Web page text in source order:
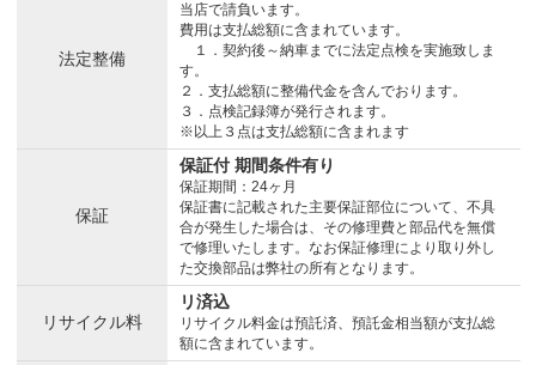
法定整備
当店で請負います。
費用は支払総額に含まれています。
１．契約後～納車までに法定点検を実施致しま
す。
２．支払総額に整備代金を含んでおります。
３．点検記録簿が発行されます。
※以上３点は支払総額に含まれます
保証
保証付 期間条件有り
保証期間：24ヶ月
保証書に記載された主要保証部位について、不具
合が発生した場合は、その修理費と部品代を無償
で修理いたします。なお保証修理により取り外し
た交換部品は弊社の所有となります。
リサイクル料
リ済込
リサイクル料金は預託済、預託金相当額が支払総
額に含まれています。